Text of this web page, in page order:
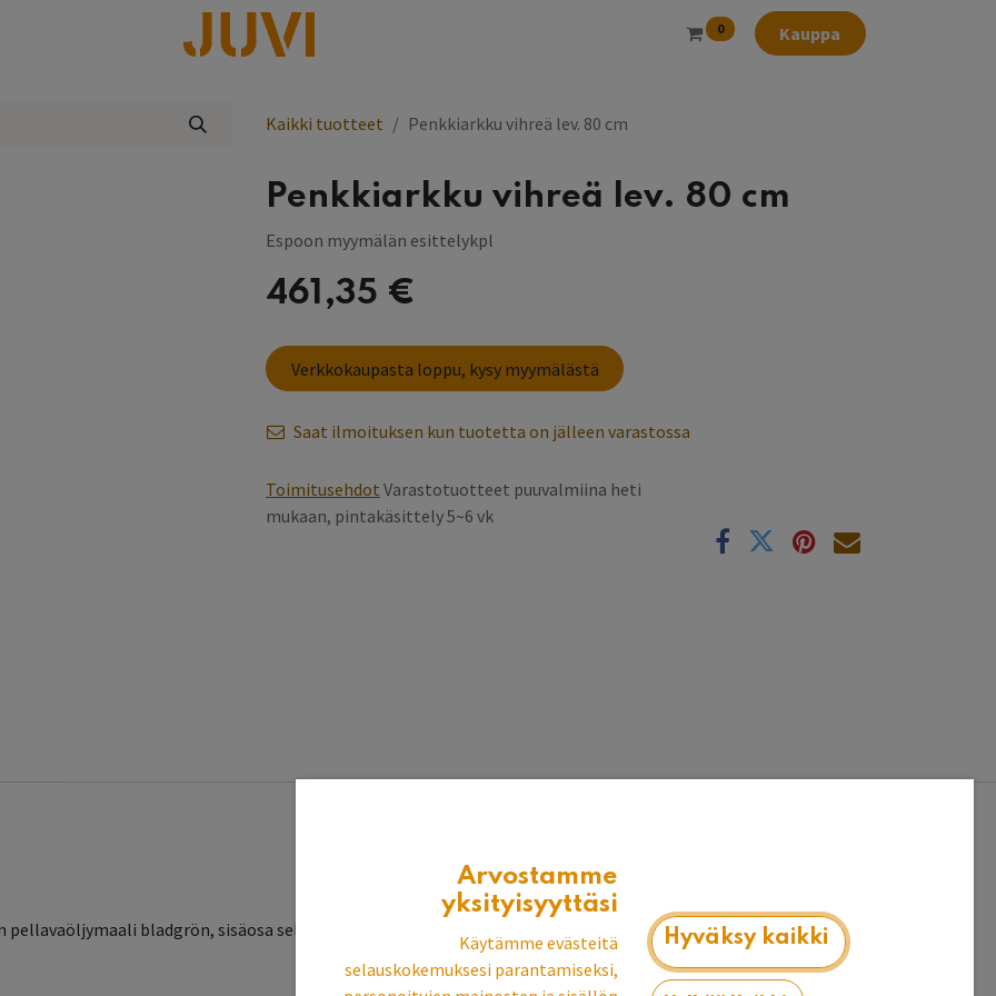
0 Kauppa
Kaikki tuotteet Penkkiarkku vihreä lev. 80 cm
Penkkiarkku vihreä lev. 80 cm
Espoon myymälän esittelykpl
461,35 €
​Verkkokaupasta loppu, kysy myymälästä
Saat ilmoituksen kun tuotetta on jälleen varastossa
Toimitusehdot Varastotuotteet puuvalmiina heti
mukaan, pintakäsittely 5~6 vk
bladgrön, sisäosa sellakka
Arvostamme
yksityisyyttäsi
Käytämme evästeitä
selauskokemuksesi parantamiseksi,
Hyväksy kaikki